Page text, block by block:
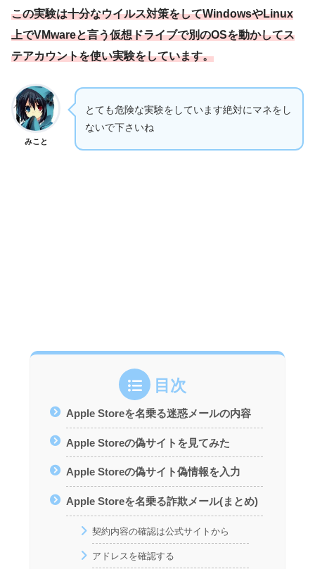
この実験は十分なウイルス対策をしてWindowsやLinux
上でVMwareと言う仮想ドライブで別のOSを動かしてス
テアカウントを使い実験をしています。
みこと
とても危険な実験をしています絶対にマネをし
ないで下さいね
目次
Apple Storeを名乗る迷惑メールの内容
Apple Storeの偽サイトを見てみた
Apple Storeの偽サイト偽情報を入力
Apple Storeを名乗る詐欺メール(まとめ)
契約内容の確認は公式サイトから
アドレスを確認する